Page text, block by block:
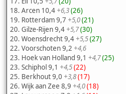
18. Arcen 10,4 +6,3(26)
19. Rotterdam 9,7 +5,0(21)
20. Gilze-Rijen 9,4 +5,7(30)
20. Woensdrecht 9,4 +5,5(27)
22. Voorschoten 9,2 +4,6
23. Hoek van Holland 9,1 +4,7(25)
23. Schiphol 9,1 +4,5(22)
25. Berkhout 9,0 +3,8(17)
26. Wijk aan Zee 8,9 +4,0(18)